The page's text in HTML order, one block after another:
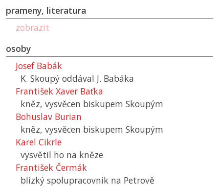
prameny, literatura
zobrazit
osoby
Josef Babák
K. Skoupý oddával J. Babáka
František Xaver Baťka
kněz, vysvěcen biskupem Skoupým
Bohuslav Burian
kněz, vysvěcen biskupem Skoupým
Karel Cikrle
vysvětil ho na kněze
František Čermák
blízký spolupracovník na Petrově